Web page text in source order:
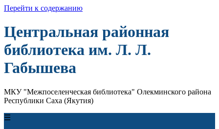
Перейти к содержанию
Центральная районная
библиотека им. Л. Л.
Габышева
МКУ "Межпоселенческая библиотека" Олекминского района
Республики Саха (Якутия)
☰